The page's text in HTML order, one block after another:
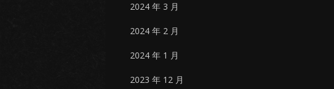
2024 年 3 月
2024 年 2 月
2024 年 1 月
2023 年 12 月